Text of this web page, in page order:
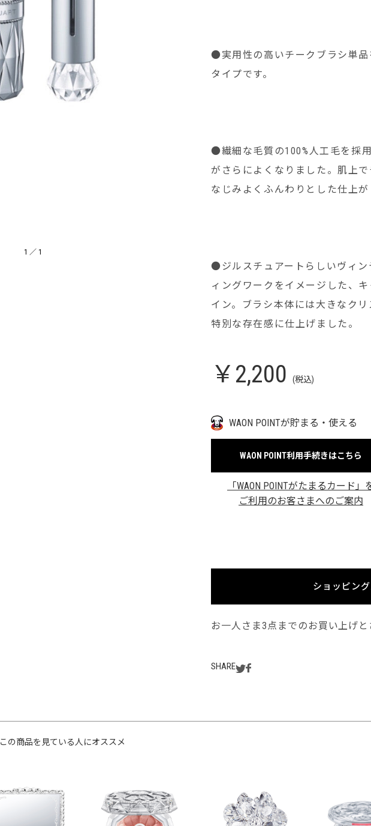
1 ／ 1
●実用性の高いチークブラシ単
タイプです。
●繊細な毛質の100%人工毛を採
がさらによくなりました。肌上
なじみよくふんわりとした仕上が
●ジルスチュアートらしいヴィ
ィングワークをイメージした、
イン。ブラシ本体には大きなク
特別な存在感に仕上げました。
￥2,200 (税込)
WAON POINTが貯まる・使える
WAON POINT利用手続きはこちら
「WAON POINTがたまるカード」
ご利用のお客さまへのご案内
ショッピン
お一人さま3点までのお買い上げと
SHARE
この商品を見ている人にオススメ